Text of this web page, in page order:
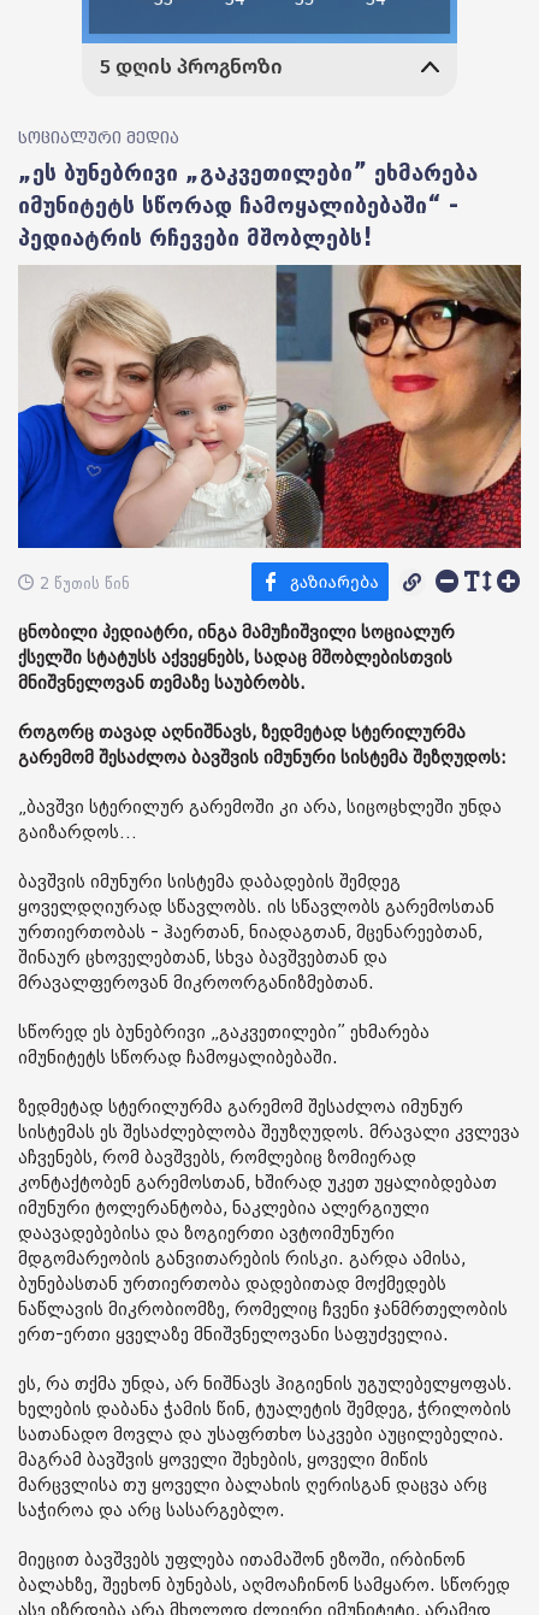
სოციალური მედია
„ეს ბუნებრივი „გაკვეთილები” ეხმარება
იმუნიტეტს სწორად ჩამოყალიბებაში“ -
პედიატრის რჩევები მშობლებს!
2 წუთის წინ
ცნობილი პედიატრი, ინგა მამუჩიშვილი სოციალურ
ქსელში სტატუსს აქვეყნებს, სადაც მშობლებისთვის
მნიშვნელოვან თემაზე საუბრობს.
როგორც თავად აღნიშნავს, ზედმეტად სტერილურმა
გარემომ შესაძლოა ბავშვის იმუნური სისტემა შეზღუდოს:
„ბავშვი სტერილურ გარემოში კი არა, სიცოცხლეში უნდა
გაიზარდოს…
ბავშვის იმუნური სისტემა დაბადების შემდეგ
ყოველდღიურად სწავლობს. ის სწავლობს გარემოსთან
ურთიერთობას - ჰაერთან, ნიადაგთან, მცენარეებთან,
შინაურ ცხოველებთან, სხვა ბავშვებთან და
მრავალფეროვან მიკროორგანიზმებთან.
სწორედ ეს ბუნებრივი „გაკვეთილები” ეხმარება
იმუნიტეტს სწორად ჩამოყალიბებაში.
ზედმეტად სტერილურმა გარემომ შესაძლოა იმუნურ
სისტემას ეს შესაძლებლობა შეუზღუდოს. მრავალი კვლევა
აჩვენებს, რომ ბავშვებს, რომლებიც ზომიერად
კონტაქტობენ გარემოსთან, ხშირად უკეთ უყალიბდებათ
იმუნური ტოლერანტობა, ნაკლებია ალერგიული
დაავადებებისა და ზოგიერთი ავტოიმუნური
მდგომარეობის განვითარების რისკი. გარდა ამისა,
ბუნებასთან ურთიერთობა დადებითად მოქმედებს
ნაწლავის მიკრობიომზე, რომელიც ჩვენი ჯანმრთელობის
ერთ-ერთი ყველაზე მნიშვნელოვანი საფუძველია.
ეს, რა თქმა უნდა, არ ნიშნავს ჰიგიენის უგულებელყოფას.
ხელების დაბანა ჭამის წინ, ტუალეტის შემდეგ, ჭრილობის
სათანადო მოვლა და უსაფრთხო საკვები აუცილებელია.
მაგრამ ბავშვის ყოველი შეხების, ყოველი მიწის
მარცვლისა თუ ყოველი ბალახის ღერისგან დაცვა არც
საჭიროა და არც სასარგებლო.
მიეცით ბავშვებს უფლება ითამაშონ ეზოში, ირბინონ
ბალახზე, შეეხონ ბუნებას, აღმოაჩინონ სამყარო. სწორედ